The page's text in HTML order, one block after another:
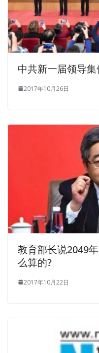
中共新一届领导
2017年10月26日
教育部长说2049
么算的?
2017年10月22日